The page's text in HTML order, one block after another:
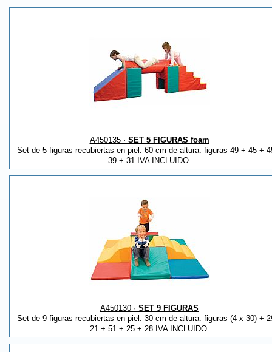
A450135 · SET 5 FIGURAS foam
Set de 5 figuras recubiertas en piel. 60 cm de altura. figuras 49 + 45 +
39 + 31.IVA INCLUIDO.
A450130 · SET 9 FIGURAS
Set de 9 figuras recubiertas en piel. 30 cm de altura. figuras (4 x 30) +
21 + 51 + 25 + 28.IVA INCLUIDO.